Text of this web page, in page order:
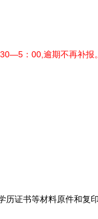
：00,逾期不再补报。
证书等材料原件和复印